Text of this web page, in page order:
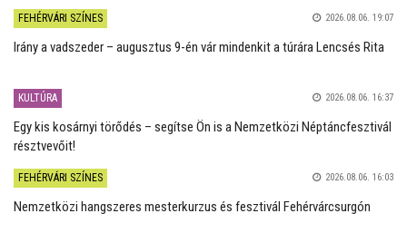
FEHÉRVÁRI SZÍNES 2026.08.06. 19:07
Irány a vadszeder – augusztus 9-én vár mindenkit a túrára Lencsés Rita
KULTÚRA 2026.08.06. 16:37
Egy kis kosárnyi törődés – segítse Ön is a Nemzetközi Néptáncfesztivál
résztvevőit!
FEHÉRVÁRI SZÍNES 2026.08.06. 16:03
Nemzetközi hangszeres mesterkurzus és fesztivál Fehérvárcsurgón